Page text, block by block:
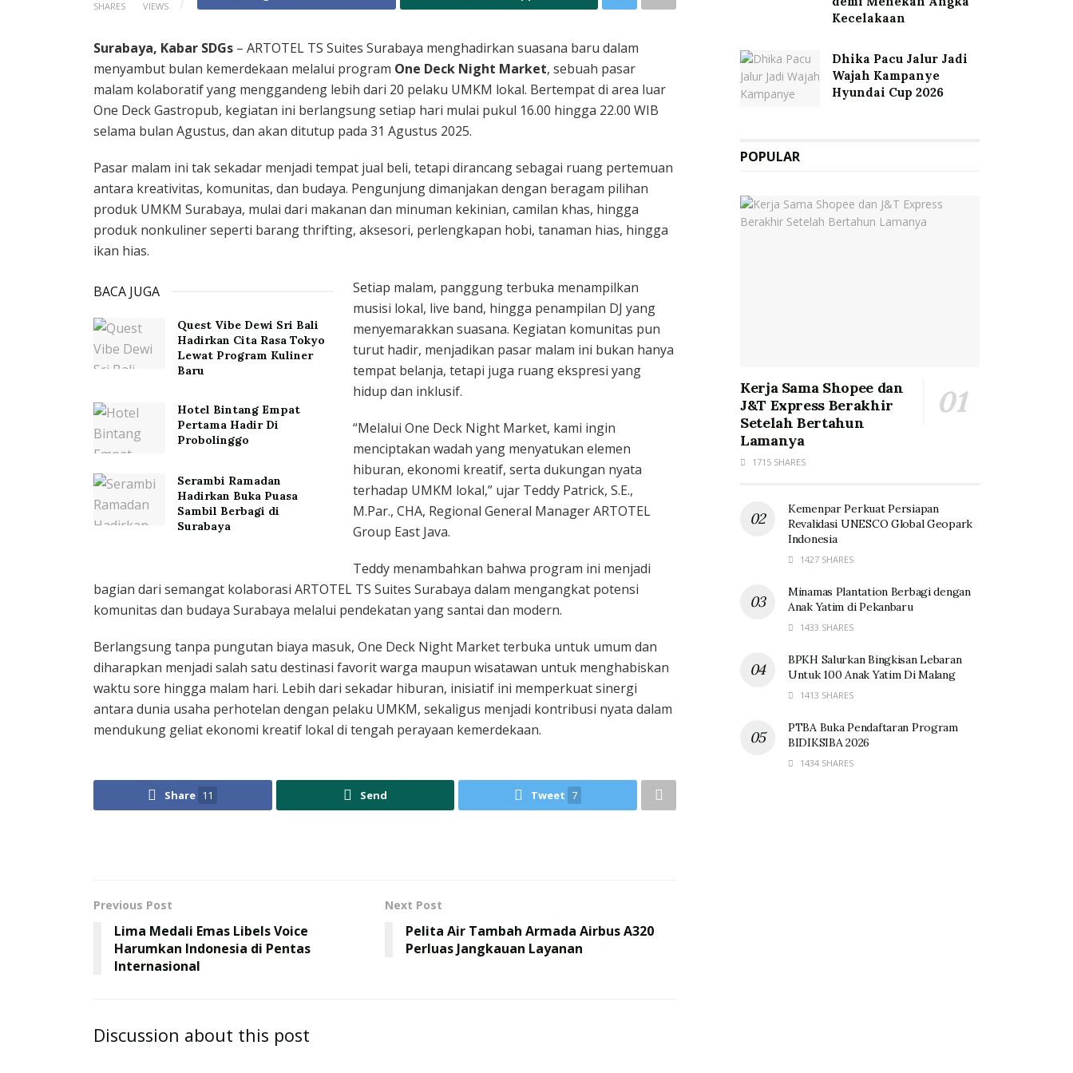
SHARES VIEWS
Surabaya, Kabar SDGs – ARTOTEL TS Suites Surabaya menghadirkan suasana baru dalam
menyambut bulan kemerdekaan melalui program One Deck Night Market, sebuah pasar
malam kolaboratif yang menggandeng lebih dari 20 pelaku UMKM lokal. Bertempat di area luar
One Deck Gastropub, kegiatan ini berlangsung setiap hari mulai pukul 16.00 hingga 22.00 WIB
selama bulan Agustus, dan akan ditutup pada 31 Agustus 2025.
Pasar malam ini tak sekadar menjadi tempat jual beli, tetapi dirancang sebagai ruang pertemuan
antara kreativitas, komunitas, dan budaya. Pengunjung dimanjakan dengan beragam pilihan
produk UMKM Surabaya, mulai dari makanan dan minuman kekinian, camilan khas, hingga
produk nonkuliner seperti barang thrifting, aksesori, perlengkapan hobi, tanaman hias, hingga
ikan hias.
BACA JUGA
Quest Vibe Dewi Sri Bali
Hadirkan Cita Rasa Tokyo
Lewat Program Kuliner
Baru
Hotel Bintang Empat
Pertama Hadir Di
Probolinggo
Serambi Ramadan
Hadirkan Buka Puasa
Sambil Berbagi di
Surabaya
Setiap malam, panggung terbuka menampilkan
musisi lokal, live band, hingga penampilan DJ yang
menyemarakkan suasana. Kegiatan komunitas pun
turut hadir, menjadikan pasar malam ini bukan hanya
tempat belanja, tetapi juga ruang ekspresi yang
hidup dan inklusif.
“Melalui One Deck Night Market, kami ingin
menciptakan wadah yang menyatukan elemen
hiburan, ekonomi kreatif, serta dukungan nyata
terhadap UMKM lokal,” ujar Teddy Patrick, S.E.,
M.Par., CHA, Regional General Manager ARTOTEL
Group East Java.
Teddy menambahkan bahwa program ini menjadi
bagian dari semangat kolaborasi ARTOTEL TS Suites Surabaya dalam mengangkat potensi
komunitas dan budaya Surabaya melalui pendekatan yang santai dan modern.
Berlangsung tanpa pungutan biaya masuk, One Deck Night Market terbuka untuk umum dan
diharapkan menjadi salah satu destinasi favorit warga maupun wisatawan untuk menghabiskan
waktu sore hingga malam hari. Lebih dari sekadar hiburan, inisiatif ini memperkuat sinergi
antara dunia usaha perhotelan dengan pelaku UMKM, sekaligus menjadi kontribusi nyata dalam
mendukung geliat ekonomi kreatif lokal di tengah perayaan kemerdekaan.
Share 11 Send Tweet 7
Previous Post
Lima Medali Emas Libels Voice
Harumkan Indonesia di Pentas
Internasional
Next Post
Pelita Air Tambah Armada Airbus A320
Perluas Jangkauan Layanan
Discussion about this post
Kecelakaan
Dhika Pacu Jalur Jadi
Wajah Kampanye
Hyundai Cup 2026
POPULAR
Kerja Sama Shopee dan
J&T Express Berakhir
Setelah Bertahun
Lamanya
1715 SHARES
Kemenpar Perkuat Persiapan
Revalidasi UNESCO Global Geopark
Indonesia
1427 SHARES
Minamas Plantation Berbagi dengan
Anak Yatim di Pekanbaru
1433 SHARES
BPKH Salurkan Bingkisan Lebaran
Untuk 100 Anak Yatim Di Malang
1413 SHARES
PTBA Buka Pendaftaran Program
BIDIKSIBA 2026
1434 SHARES